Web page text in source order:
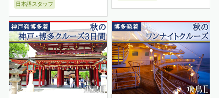
日本語スタッフ
詳細はこちら